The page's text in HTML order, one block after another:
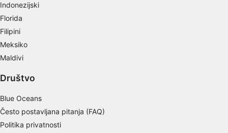
Indonezijski
Florida
Filipini
Meksiko
Maldivi
Društvo
Blue Oceans
Često postavljana pitanja (FAQ)
Politika privatnosti